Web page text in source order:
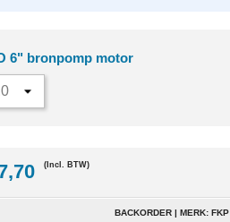
6" bronpomp motor
(Incl. BTW)
BACKORDER | MERK: FKP